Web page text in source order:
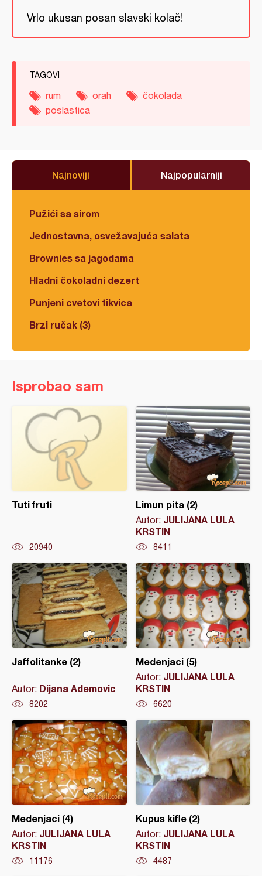
Vrlo ukusan posan slavski kolač!
TAGOVI
rum orah
čokolada
poslastica
Najnoviji Najpopularniji
Pužići sa sirom
Jednostavna, osvežavajuća salata
Brownies sa jagodama
Hladni čokoladni dezert
Punjeni cvetovi tikvica
Brzi ručak (3)
Isprobao sam
Tuti fruti
20940
Limun pita (2)
Autor: JULIJANA LULA
KRSTIN
8411
Jaffolitanke (2)
Autor: Dijana Ademovic
8202
Medenjaci (5)
Autor: JULIJANA LULA
KRSTIN
6620
Medenjaci (4)
Autor: JULIJANA LULA
KRSTIN
11176
Kupus kifle (2)
Autor: JULIJANA LULA
KRSTIN
4487